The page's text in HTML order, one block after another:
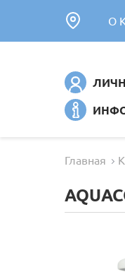
О
Главная